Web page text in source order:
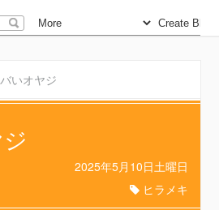
いオヤジ
2025年5月10日土曜日
ヒラメキ